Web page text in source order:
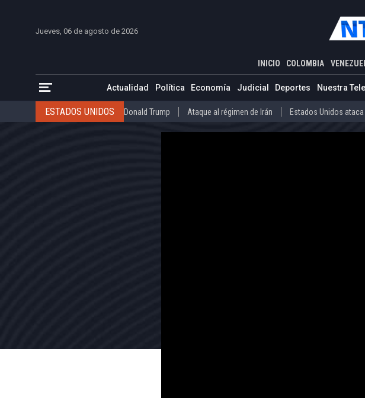
Jueves, 06 de agosto de 2026
INICIO COLOMBIA
Actualidad Política Economía Judicial Deportes Nuestra
ESTADOS UNIDOS Donald Trump Ataque al régimen de Irán Estados Unidos ataca
José Luis Rodríguez Zapatero Díaz-Canel Cuba
“Trump no ha mostrado interés en usar el cargo para ayudar a
ESTADOS UNIDOS Donald Trump Ataque al régimen de Irán Estados Unidos ataca a Irán
COLOMBIA Elecciones Presidenciales en Colombia Gustavo Petro Abelardo de la Espriella